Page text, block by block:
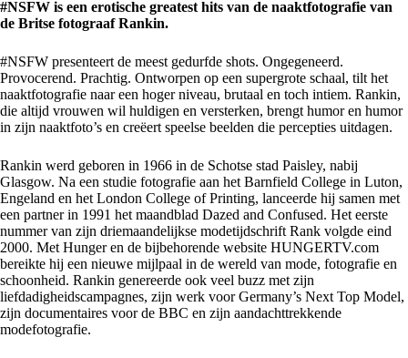
#NSFW is een erotische greatest hits van de naaktfotografie van
de Britse fotograaf Rankin.
#NSFW presenteert de meest gedurfde shots. Ongegeneerd.
Provocerend. Prachtig. Ontworpen op een supergrote schaal, tilt het
naaktfotografie naar een hoger niveau, brutaal en toch intiem. Rankin,
die altijd vrouwen wil huldigen en versterken, brengt humor en humor
in zijn naaktfoto’s en creëert speelse beelden die percepties uitdagen.
Rankin werd geboren in 1966 in de Schotse stad Paisley, nabij
Glasgow. Na een studie fotografie aan het Barnfield College in Luton,
Engeland en het London College of Printing, lanceerde hij samen met
een partner in 1991 het maandblad Dazed and Confused. Het eerste
nummer van zijn driemaandelijkse modetijdschrift Rank volgde eind
2000. Met Hunger en de bijbehorende website HUNGERTV.com
bereikte hij een nieuwe mijlpaal in de wereld van mode, fotografie en
schoonheid. Rankin genereerde ook veel buzz met zijn
liefdadigheidscampagnes, zijn werk voor Germany’s Next Top Model,
zijn documentaires voor de BBC en zijn aandachttrekkende
modefotografie.